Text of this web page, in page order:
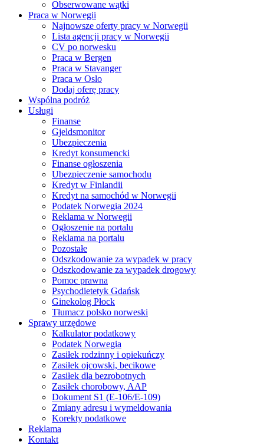
Obserwowane wątki
Praca w Norwegii
Najnowsze oferty pracy w Norwegii
Lista agencji pracy w Norwegii
CV po norwesku
Praca w Bergen
Praca w Stavanger
Praca w Oslo
Dodaj oferę pracy
Wspólna podróż
Usługi
Finanse
Gjeldsmonitor
Ubezpieczenia
Kredyt konsumencki
Finanse ogłoszenia
Ubezpieczenie samochodu
Kredyt w Finlandii
Kredyt na samochód w Norwegii
Podatek Norwegia 2024
Reklama w Norwegii
Ogłoszenie na portalu
Reklama na portalu
Pozostałe
Odszkodowanie za wypadek w pracy
Odszkodowanie za wypadek drogowy
Pomoc prawna
Psychodietetyk Gdańsk
Ginekolog Płock
Tłumacz polsko norweski
Sprawy urzędowe
Kalkulator podatkowy
Podatek Norwegia
Zasiłek rodzinny i opiekuńczy
Zasiłek ojcowski, becikowe
Zasiłek dla bezrobotnych
Zasiłek chorobowy, AAP
Dokument S1 (E-106/E-109)
Zmiany adresu i wymeldowania
Korekty podatkowe
Reklama
Kontakt